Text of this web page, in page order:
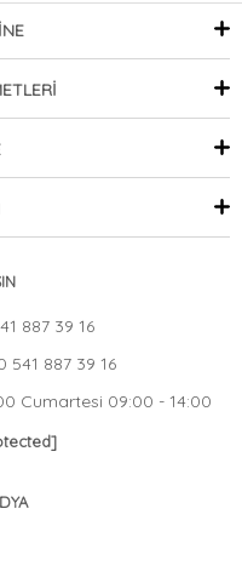
887 39 16
541 887 39 16
Cumartesi 09:00 - 14:00